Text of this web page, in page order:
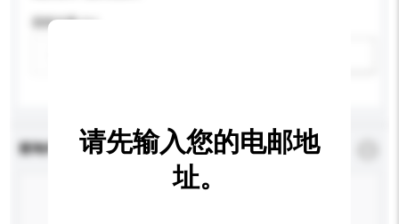
酒精含量 (%)
查询内容 *必须填写
请先输入您的电邮地
址。